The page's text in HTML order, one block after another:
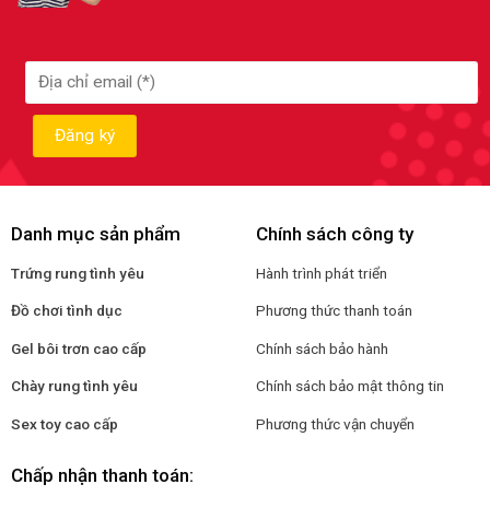
Danh mục sản phẩm
Trứng rung tình yêu
Đồ chơi tình dục
Gel bôi trơn cao cấp
Chày rung tình yêu
Sex toy cao cấp
Chính sách công ty
Hành trình phát triển
Phương thức thanh toán
Chính sách bảo hành
Chính sách bảo mật thông tin
Phương thức vận chuyển
Chấp nhận thanh toán: